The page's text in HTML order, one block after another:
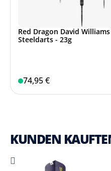
Red Dragon David Williams
Steeldarts - 23g
74,95 €
KUNDEN